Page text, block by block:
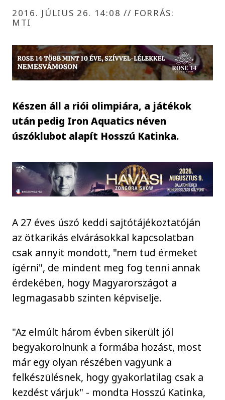
2016. JÚLIUS 26. 14:08 // FORRÁS:
MTI
Készen áll a riói olimpiára, a játékok
után pedig Iron Aquatics néven
úszóklubot alapít Hosszú Katinka.
A 27 éves úszó keddi sajtótájékoztatóján
az ötkarikás elvárásokkal kapcsolatban
csak annyit mondott, "nem tud érmeket
ígérni", de mindent meg fog tenni annak
érdekében, hogy Magyarországot a
legmagasabb szinten képviselje.
"Az elmúlt három évben sikerült jól
begyakorolnunk a formába hozást, most
már egy olyan részében vagyunk a
felkészülésnek, hogy gyakorlatilag csak a
kezdést várjuk" - mondta Hosszú Katinka,